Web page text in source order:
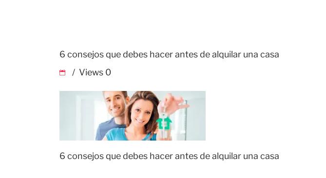
6 consejos que debes hacer antes de alquilar una casa
Views 0
6 consejos que debes hacer antes de alquilar una casa